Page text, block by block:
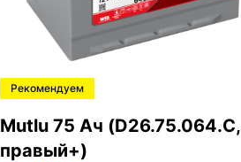
Рекомендуем
Mutlu 75 Ач (D26.75.064.C,
правый+)